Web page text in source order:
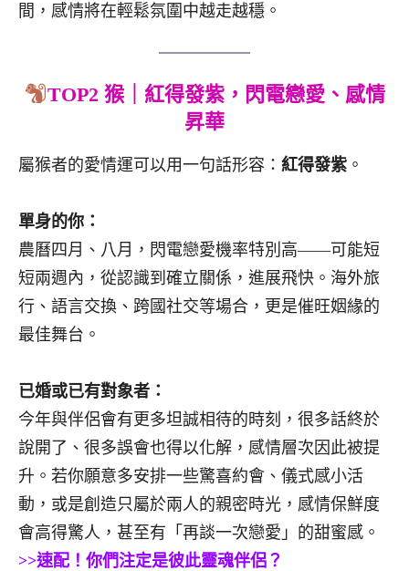
間，感情將在輕鬆氛圍中越走越穩。
TOP2 猴｜紅得發紫，閃電戀愛、感情
昇華
屬猴者的愛情運可以用一句話形容： 紅得發紫 。
單身的你：
農曆四月、八月，閃電戀愛機率特別高——可能短
短兩週內，從認識到確立關係，進展飛快。海外旅
行、語言交換、跨國社交等場合，更是催旺姻緣的
最佳舞台。
已婚或已有對象者：
今年與伴侶會有更多坦誠相待的時刻，很多話終於
說開了、很多誤會也得以化解，感情層次因此被提
升。若你願意多安排一些驚喜約會、儀式感小活
動，或是創造只屬於兩人的親密時光，感情保鮮度
會高得驚人，甚至有「再談一次戀愛」的甜蜜感。
>>速配！你們注定是彼此靈魂伴侶？